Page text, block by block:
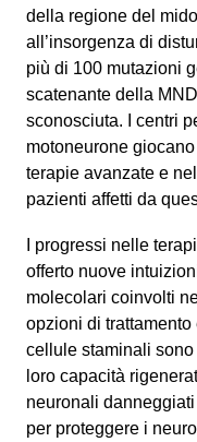
della regione del
all’insorgenza di
più di 100 mutazioni
scatenante della
sconosciuta. I centri
motoneurone
terapie avanzate e
pazienti affetti da
I progressi nelle
offerto nuove
molecolari coinvolti
opzioni di
cellule staminali
loro capacità
neuronali
per proteggere i